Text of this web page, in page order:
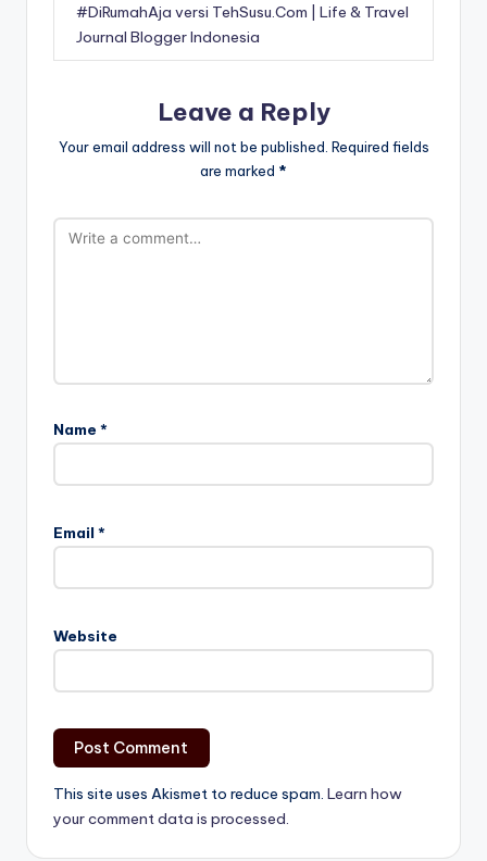
#DiRumahAja versi TehSusu.Com | Life & Travel
Journal Blogger Indonesia
Leave a Reply
Your email address will not be published. Required fields
are marked *
Name *
Email *
Website
This site uses Akismet to reduce spam. Learn how
your comment data is processed.